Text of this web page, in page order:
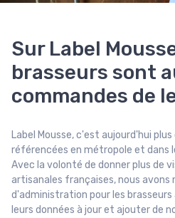
Sur Label
brasseurs sont
commandes de
Label Mousse, c'est aujourd'hui
référencées en métropole et dans
Avec la volonté de donner plus de
artisanales françaises, nous avons
d'administration pour les
leurs données à jour et ajouter de